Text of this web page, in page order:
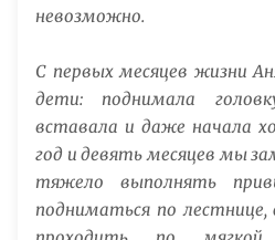
невозможно.
С первых месяцев жизни
дети: поднимала
вставала и даже начала
год и девять месяцев мы
тяжело выполнять
подниматься по лестнице,